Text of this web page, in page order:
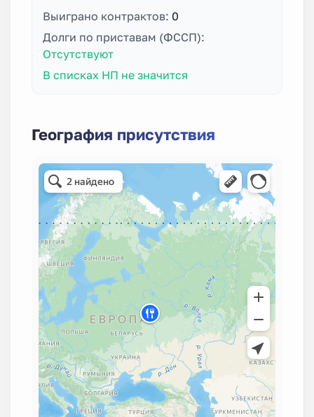
Выиграно контрактов: 0
Долги по приставам (ФССП):
Отсутствуют
В списках НП не значится
География присутствия